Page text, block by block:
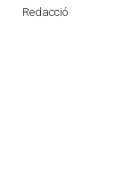
Redacció